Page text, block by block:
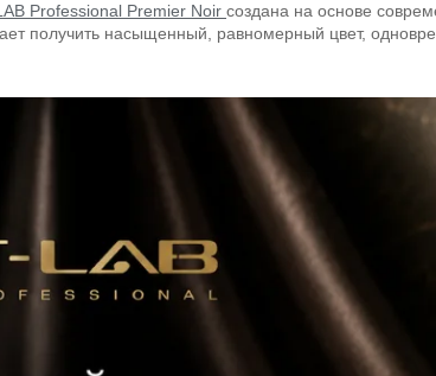
Professional Premier Noir создана на основе
получить насыщенный, равномерный цвет,